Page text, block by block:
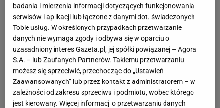
badania i mierzenia informacji dotyczących funkcjonowania
serwisów i aplikacji lub łączone z danymi dot. świadczonych
Tobie usług. W określonych przypadkach przetwarzanie
danych nie wymaga zgody i odbywa się w oparciu o
uzasadniony interes Gazeta.pl, jej spółki powiązanej – Agora
S.A. – lub Zaufanych Partnerów. Takiemu przetwarzaniu
możesz się sprzeciwić, przechodząc do „Ustawień
Zaawansowanych” lub przez kontakt z administratorem – w
zależności od zakresu sprzeciwu i podmiotu, wobec którego
jest kierowany. Więcej informacji o przetwarzaniu danych